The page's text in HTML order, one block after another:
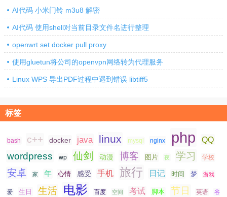
AI代码 小米门铃 m3u8 解密
AI代码 使用shell对当前目录文件名进行整理
openwrt set docker pull proxy
使用gluetun将公司的openvpn网络转为代理服务
Linux WPS 导出PDF过程中遇到错误 libtiff5
标签
bash c++ docker java linux mysql nginx php QQ
wordpress wp 仙剑 动漫 博客 图片 夜 学习 学校
安卓 家 年 心情 感受 手机 旅行 日记 时间 梦 游戏
爱 生日 生活 电影 百度 空间 考试 脚本 节日 英语 谷